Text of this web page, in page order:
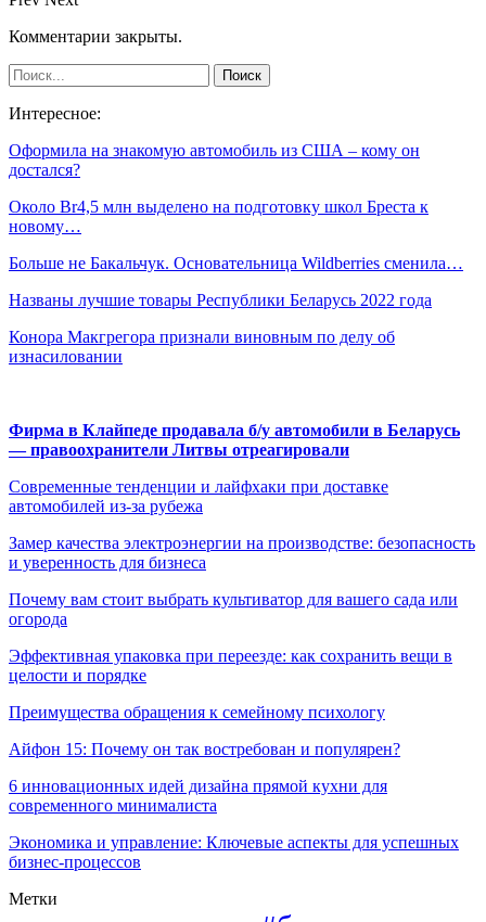
Комментарии закрыты.
Интересное:
Оформила на знакомую автомобиль из США – кому он
достался?
Около Br4,5 млн выделено на подготовку школ Бреста к
новому…
Больше не Бакальчук. Основательница Wildberries сменила…
Названы лучшие товары Республики Беларусь 2022 года
Конора Макгрегора признали виновным по делу об
изнасиловании
Фирма в Клайпеде продавала б/у автомобили в Беларусь
— правоохранители Литвы отреагировали
Современные тенденции и лайфхаки при доставке
автомобилей из-за рубежа
Замер качества электроэнергии на производстве: безопасность
и уверенность для бизнеса
Почему вам стоит выбрать культиватор для вашего сада или
огорода
Эффективная упаковка при переезде: как сохранить вещи в
целости и порядке
Преимущества обращения к семейному психологу
Айфон 15: Почему он так востребован и популярен?
6 инновационных идей дизайна прямой кухни для
современного минималиста
Экономика и управление: Ключевые аспекты для успешных
бизнес-процессов
Метки